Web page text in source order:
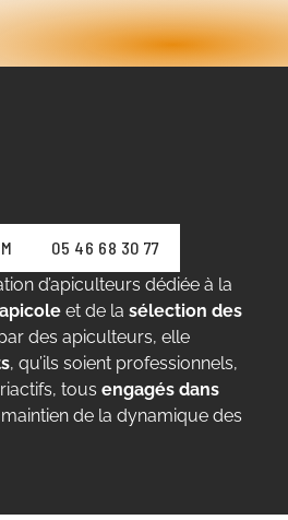
05 46 68 30 77
d’apiculteurs dédiée à la
et de la sélection des
des apiculteurs, elle
, qu’ils soient professionnels,
tous engagés dans
de la dynamique des